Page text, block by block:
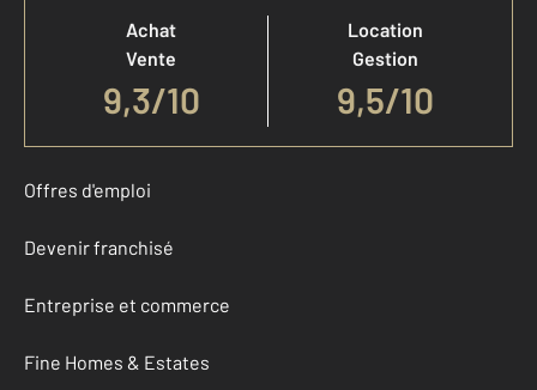
Achat
Vente
9,3/10
Location
Gestion
9,5/10
Offres d'emploi
Devenir franchisé
Entreprise et commerce
Fine Homes & Estates